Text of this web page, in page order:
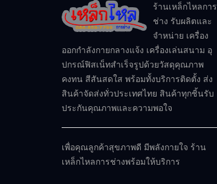
ร้านเหล็กไหลการ
ช่าง รับผลิตและ
จำหน่าย เครื่อง
ออกกำลังกายกลางแจ้ง เครื่องเล่นสนาม อุ
ปกรณ์ฟิสเน็ทสำเร็จรูปด้วยวัสดุคุณภาพ
คงทน สีสันสดใส พร้อมทั้งบริการติดตั้ง ส่ง
สินค้าจัดส่งทั่วประเทศไทย สินค้าทุกชิ้นรับ
ประกันคุณภาพและความพอใจ
เพื่อคุณลูกค้าสุขภาพดี มีพลังกายใจ ร้าน
เหล็กไหลการช่างพร้อมให้บริการ